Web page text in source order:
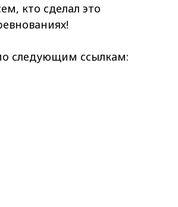
кто сделал это
следующим ссылкам: